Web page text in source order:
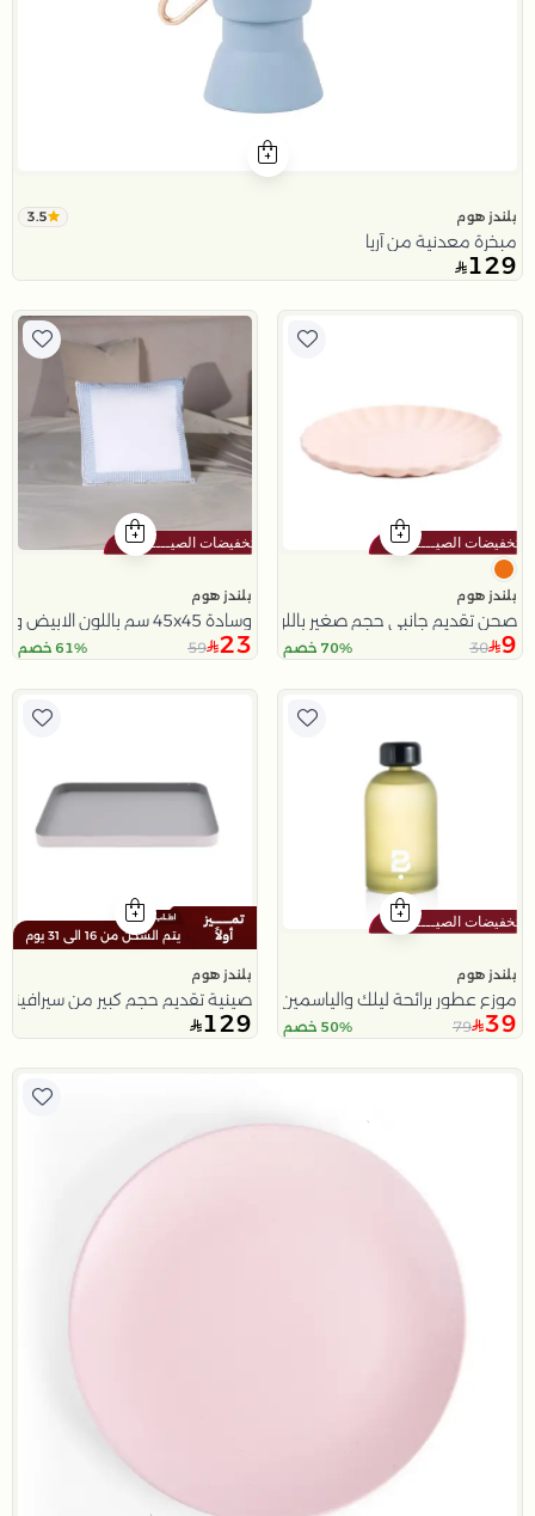
بلندز هوم 3.5
مبخرة معدنية من آريا
129
بلندز هوم
صحن تقديم جانبي حجم صغير باللون البرتقالي من سولانا
9
30 70% خصم
بلندز هوم
وسادة 45x45 سم باللون الابيض و الازرق من سولانا
23
59 61% خصم
بلندز هوم
موزع عطور برائحة ليلك والياسمين 350 مل
39
79 50% خصم
يتم الشحن من 16 الى 31 يوم
بلندز هوم
صينية تقديم حجم كبير من سيرافينا
129